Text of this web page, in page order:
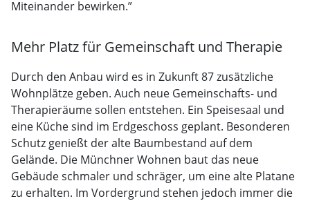
Miteinander bewirken.”
Mehr Platz für Gemeinschaft und Therapie
Durch den Anbau wird es in Zukunft 87 zusätzliche
Wohnplätze geben. Auch neue Gemeinschafts- und
Therapieräu­me sollen entstehen. Ein Speisesaal und
eine Küche sind im Erdgeschoss geplant. Besonderen
Schutz genießt der alte Baumbestand auf dem
Gelände. Die Münchner Wohnen baut das neue
Gebäude schmaler und schräger, um eine alte Platane
zu erhalten. Im Vordergrund stehen jedoch immer die